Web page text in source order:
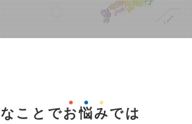
ことでお悩みでは